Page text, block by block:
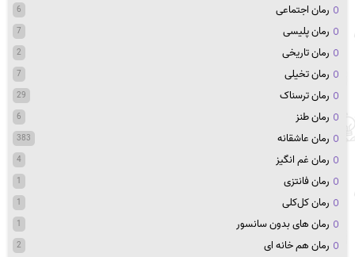
رمان اجتماعی 6
رمان پلیسی 7
رمان تاریخی 2
رمان تخیلی 7
رمان ترسناک 29
رمان طنز 6
رمان عاشقانه 383
رمان غم انگیز 4
رمان فانتزی 1
رمان کل‌کلی 1
رمان های بدون سانسور 1
رمان هم خانه ای 2